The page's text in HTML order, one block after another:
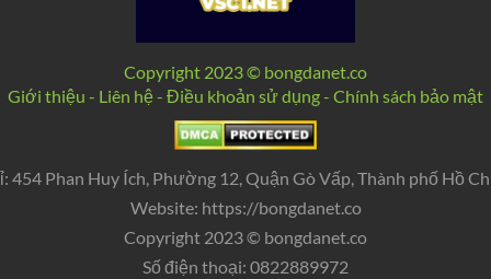
Copyright 2023 © bongdanet.co
Giới thiệu - Liên hệ - Điều khoản sử dụng - Chính sách bảo mật
454 Phan Huy Ích, Phường 12, Quận Gò Vấp, Thành phố Hồ
Website: https://bongdanet.co
Copyright 2023 © bongdanet.co
Số điện thoại: 0822889972